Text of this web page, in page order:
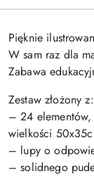
Pięknie
W sam raz dla
Zabawa
Zestaw złożony z:
– 24 elementów,
wielkości
– lupy o
– solidnego